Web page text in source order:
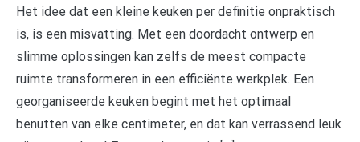
Het idee dat een kleine keuken per definitie onpraktisch
is, is een misvatting. Met een doordacht ontwerp en
slimme oplossingen kan zelfs de meest compacte
ruimte transformeren in een efficiënte werkplek. Een
georganiseerde keuken begint met het optimaal
benutten van elke centimeter, en dat kan verrassend leuk